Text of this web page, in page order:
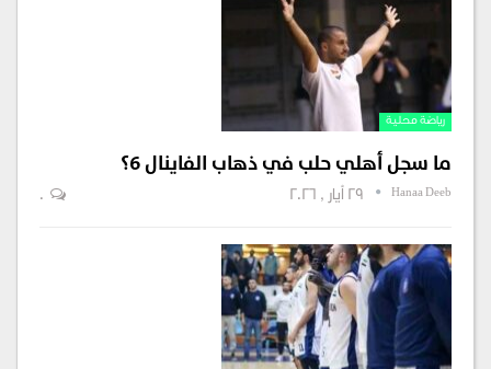
رياضة محلية
ما سجل أهلي حلب في ذهاب الفاينال 6؟
Hanaa Deeb 29 أيار , 2026 0